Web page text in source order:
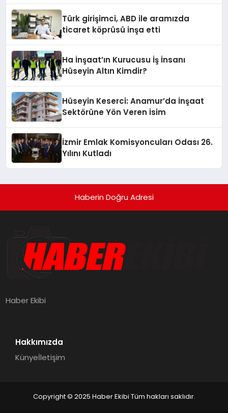
Türk girişimci, ABD ile aramızda
ticaret köprüsü inşa etti
Ha İnşaat’ın Kurucusu İş İnsanı
Hüseyin Altın Kimdir?
Hüseyin Keserci: Anamur’da İnşaat
Sektörüne Yön Veren İsim
İzmir Emlak Komisyoncuları Odası 26.
Yılını Kutladı
Haberin Doğru Adresi
Haber Ekibi
Hakkımızda
Künyeİletişim
Copyright © 2025 Haber Ekibi Tüm hakları saklıdır.